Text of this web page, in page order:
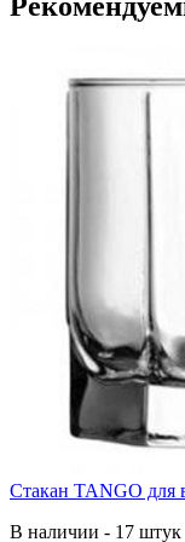
Стакан TANGO для
В наличии - 17 штук